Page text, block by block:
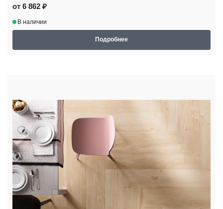
от 6 862 ₽
В наличии
Подробнее